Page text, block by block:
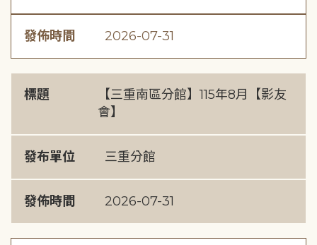
發佈時間 2026-07-31
標題
【三重南區分館】115年8月【影友
會】
發布單位 三重分館
發佈時間 2026-07-31